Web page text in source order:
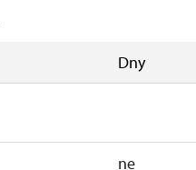
Dny
ne